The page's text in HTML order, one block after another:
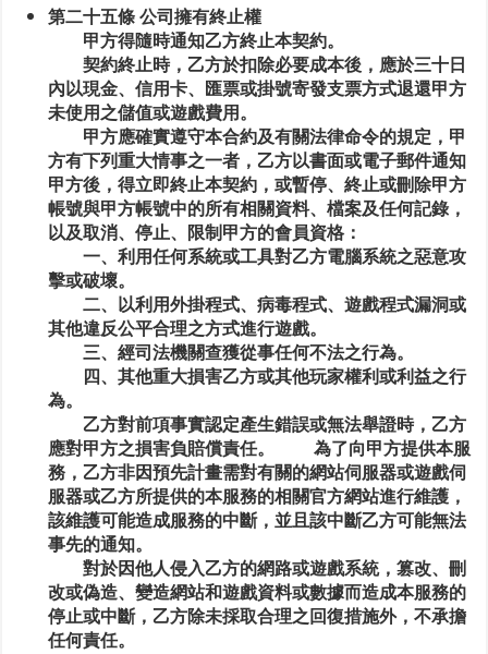
第二十五條 公司擁有終止權
甲方得隨時通知乙方終止本契約。
契約終止時，乙方於扣除必要成本後，應於三十日
內以現金、信用卡、匯票或掛號寄發支票方式退還甲方
未使用之儲值或遊戲費用。
甲方應確實遵守本合約及有關法律命令的規定，甲
方有下列重大情事之一者，乙方以書面或電子郵件通知
甲方後，得立即終止本契約，或暫停、終止或刪除甲方
帳號與甲方帳號中的所有相關資料、檔案及任何記錄，
以及取消、停止、限制甲方的會員資格：
一、利用任何系統或工具對乙方電腦系統之惡意攻
擊或破壞。
二、以利用外掛程式、病毒程式、遊戲程式漏洞或
其他違反公平合理之方式進行遊戲。
三、經司法機關查獲從事任何不法之行為。
四、其他重大損害乙方或其他玩家權利或利益之行
為。
乙方對前項事實認定產生錯誤或無法舉證時，乙方
應對甲方之損害負賠償責任。 為了向甲方提供本服
務，乙方非因預先計畫需對有關的網站伺服器或遊戲伺
服器或乙方所提供的本服務的相關官方網站進行維護，
該維護可能造成服務的中斷，並且該中斷乙方可能無法
事先的通知。
對於因他人侵入乙方的網路或遊戲系統，篡改、刪
改或偽造、變造網站和遊戲資料或數據而造成本服務的
停止或中斷，乙方除未採取合理之回復措施外，不承擔
任何責任。